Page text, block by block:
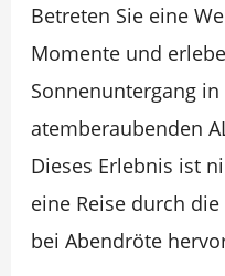
Betreten Sie eine
Momente und
Sonnenuntergang
atemberaubenden
Dieses Erlebnis ist
eine Reise durch
bei Abendröte